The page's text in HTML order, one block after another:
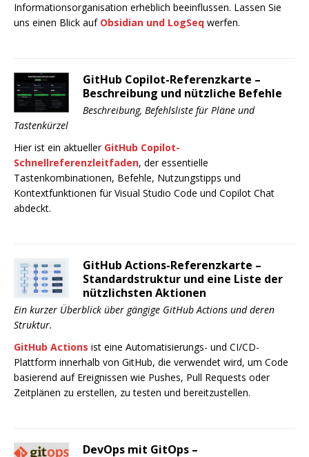
Informationsorganisation erheblich beeinflussen. Lassen Sie
uns einen Blick auf Obsidian und LogSeq werfen.
GitHub Copilot-Referenzkarte –
Beschreibung und nützliche Befehle
Beschreibung, Befehlsliste für Pläne und
Tastenkürzel
Hier ist ein aktueller GitHub Copilot-
Schnellreferenzleitfaden, der essentielle
Tastenkombinationen, Befehle, Nutzungstipps und
Kontextfunktionen für Visual Studio Code und Copilot Chat
abdeckt.
GitHub Actions-Referenzkarte –
Standardstruktur und eine Liste der
nützlichsten Aktionen
Ein kurzer Überblick über gängige GitHub Actions und deren
Struktur.
GitHub Actions ist eine Automatisierungs- und CI/CD-
Plattform innerhalb von GitHub, die verwendet wird, um Code
basierend auf Ereignissen wie Pushes, Pull Requests oder
Zeitplänen zu erstellen, zu testen und bereitzustellen.
DevOps mit GitOps –